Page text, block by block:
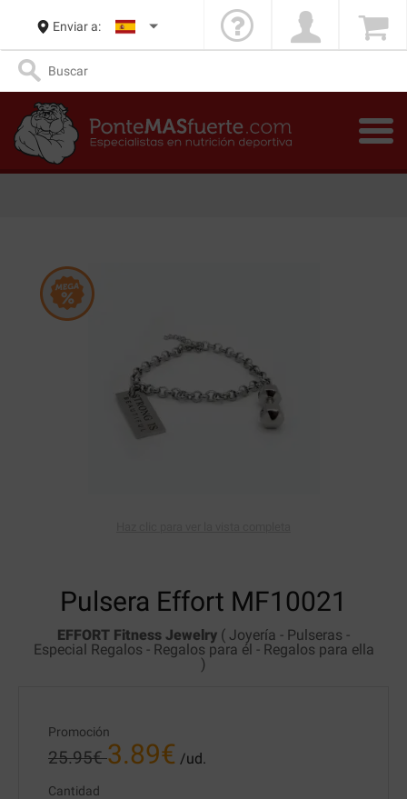
Enviar a:
Pulsera Effort MF10021
EFFORT Fitness Jewelry ( Joyería - Pulseras -
Especial Regalos - Regalos para él - Regalos para ella
)
Promoción
25.95€ 3.89€ /ud.
Cantidad